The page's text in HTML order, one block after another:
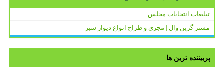
تبلیغات انتخابات مجلس
مستر گرین وال | مجری و طراح انواع دیوار سبز
پربیننده ترین ها